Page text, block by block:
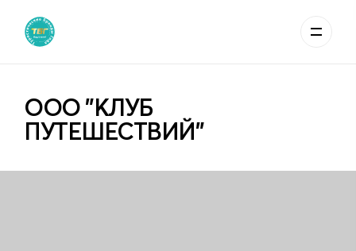
ООО "КЛУБ
ПУТЕШЕСТВИЙ"